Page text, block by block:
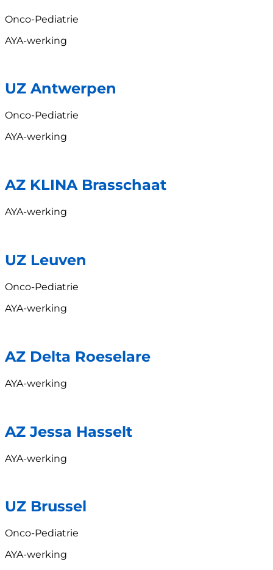
Onco-Pediatrie
AYA-werking
UZ Antwerpen
Onco-Pediatrie
AYA-werking
AZ KLINA Brasschaat
AYA-werking
UZ Leuven
Onco-Pediatrie
AYA-werking
AZ Delta Roeselare
AYA-werking
AZ Jessa Hasselt
AYA-werking
UZ Brussel
Onco-Pediatrie
AYA-werking